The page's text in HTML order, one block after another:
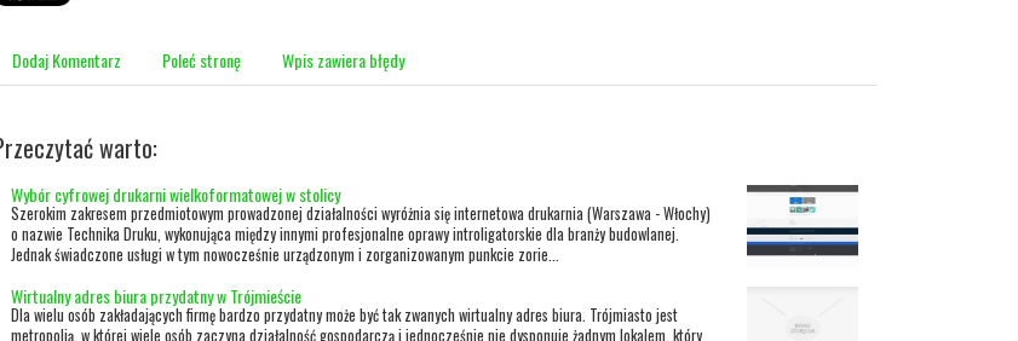
Dodaj Komentarz Poleć stronę Wpis zawiera błędy
warto:
Wybór cyfrowej drukarni wielkoformatowej w stolicy
Szerokim zakresem przedmiotowym prowadzonej działalności wyróżnia się internetowa drukarnia (Warszawa - Włochy)
o nazwie Technika Druku, wykonująca między innymi profesjonalne oprawy introligatorskie dla branży budowlanej.
Jednak świadczone usługi w tym nowocześnie urządzonym i zorganizowanym punkcie zorie...
Wirtualny adres biura przydatny w Trójmieście
Dla wielu osób zakładających firmę bardzo przydatny może być tak zwanych wirtualny adres biura. Trójmiasto jest
metropolią, w której wiele osób zaczyna działalność gospodarczą i jednocześnie nie dysponuje żadnym lokalem, który